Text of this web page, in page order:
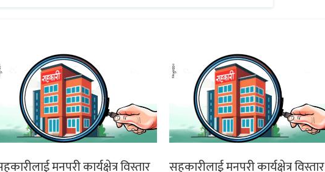
मनपरी कार्यक्षेत्र विस्तार सहकारीलाई मनपरी कार्यक्षेत्र विस्तार